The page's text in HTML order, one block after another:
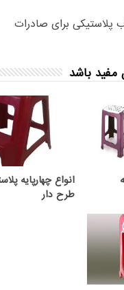
پلاستیکی برای صادرات
مفید باشد
انواع چهارپایه
طرح دار